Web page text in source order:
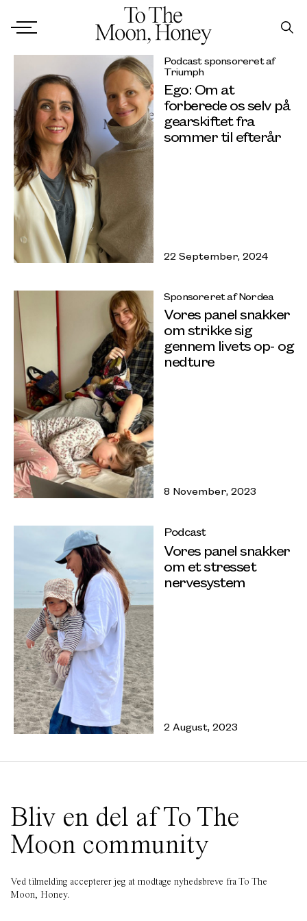
Podcast sponsoreret af
Triumph
Ego: Om at
forberede os selv på
gearskiftet fra
sommer til efterår
22 September, 2024
Sponsoreret af Nordea
Vores panel snakker
om strikke sig
gennem livets op- og
nedture
8 November, 2023
Podcast
Vores panel snakker
om et stresset
nervesystem
2 August, 2023
Bliv en del af To The
Moon community
Ved tilmelding accepterer jeg at modtage nyhedsbreve fra To The
Moon, Honey.